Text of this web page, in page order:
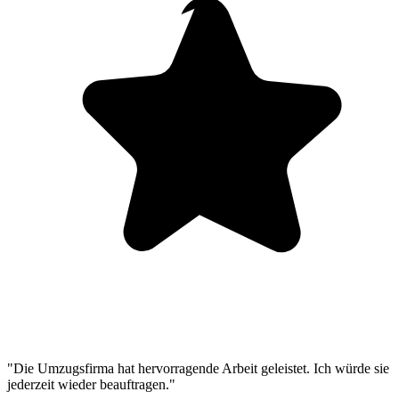
"Die Umzugsfirma hat hervorragende Arbeit geleistet. Ich würde sie
jederzeit wieder beauftragen."